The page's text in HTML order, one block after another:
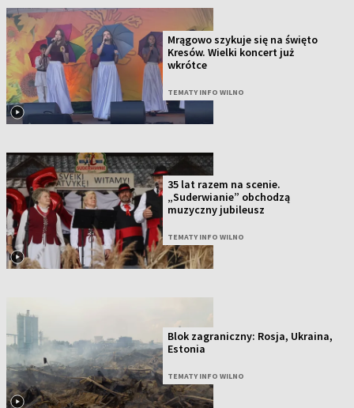
Mrągowo szykuje się na święto
Kresów. Wielki koncert już
wkrótce
TEMATY INFO WILNO
35 lat razem na scenie.
„Suderwianie” obchodzą
muzyczny jubileusz
TEMATY INFO WILNO
Blok zagraniczny: Rosja, Ukraina,
Estonia
TEMATY INFO WILNO